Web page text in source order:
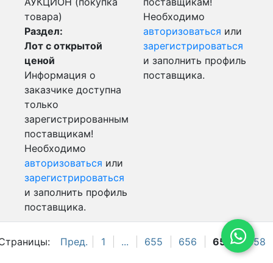
Пред. 1 ... 655 656 657 658
товара)
Раздел:
Лот с открытой
ценой
Информация о
заказчике доступна
только
зарегистрированным
поставщикам!
Необходимо
авторизоваться или
зарегистрироваться
и заполнить профиль
поставщика.
Необходимо
авторизоваться или
зарегистрироваться
и заполнить профиль
поставщика.